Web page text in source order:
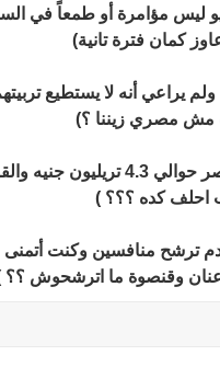
قمنا به في 3 يوليو ليس مؤامرة أو
كمان فترة تانية)
عنده 5 أطفال ولم يراعي أنه لا
احلف كده ؟؟؟ )
منافسين وكنت أتمنى
وقنصوة ما اترشحوش ؟؟